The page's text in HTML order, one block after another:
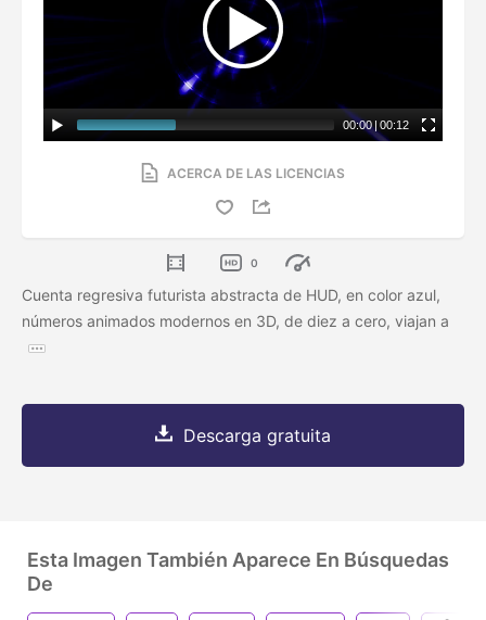
00:00 | 00:12
ACERCA DE LAS LICENCIAS
0
Cuenta regresiva futurista abstracta de HUD, en color azul,
números animados modernos en 3D, de diez a cero, viajan a
Descarga gratuita
Esta Imagen También Aparece En Búsquedas
De